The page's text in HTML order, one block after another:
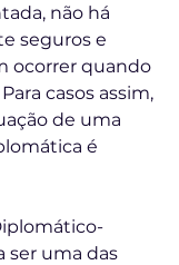
não há
seguros e
ocorrer quando
casos assim,
de uma
é
ser uma das